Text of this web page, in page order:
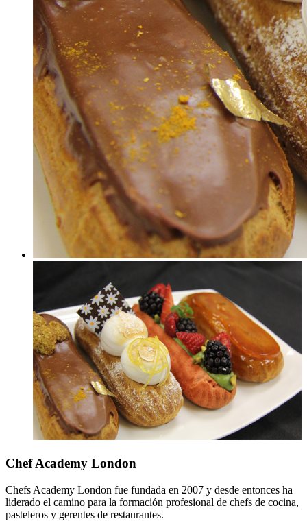
Chef Academy London
Chefs Academy London fue fundada en 2007 y desde entonces ha
liderado el camino para la formación profesional de chefs de cocina,
pasteleros y gerentes de restaurantes.